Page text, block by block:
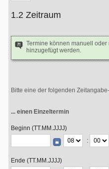
1.2 Zeitraum
Termine können manuell oder
hinzugefügt werden.
Bitte eine der folgenden
... einen Einzeltermin
Beginn (TT.MM.JJJJ)
:
Ende (TT.MM.JJJJ)